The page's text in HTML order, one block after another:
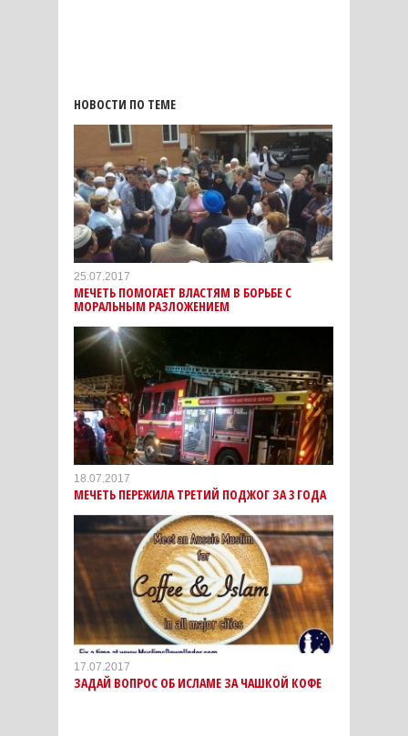
НОВОСТИ ПО ТЕМЕ
25.07.2017
МЕЧЕТЬ ПОМОГАЕТ ВЛАСТЯМ В БОРЬБЕ С
МОРАЛЬНЫМ РАЗЛОЖЕНИЕМ
18.07.2017
МЕЧЕТЬ ПЕРЕЖИЛА ТРЕТИЙ ПОДЖОГ ЗА 3 ГОДА
17.07.2017
ЗАДАЙ ВОПРОС ОБ ИСЛАМЕ ЗА ЧАШКОЙ КОФЕ